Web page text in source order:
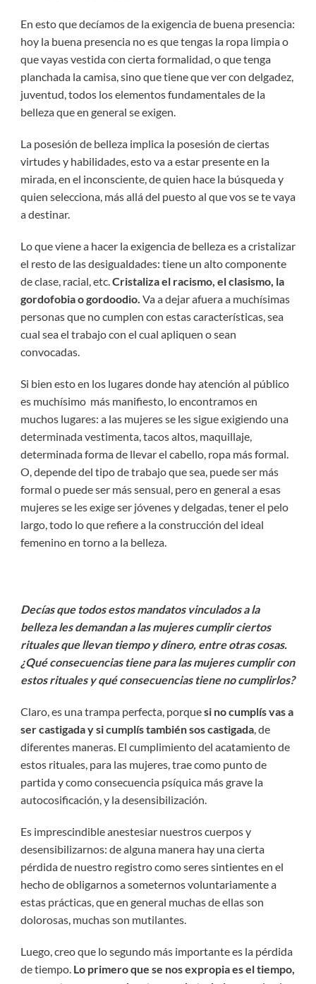
En esto que decíamos de la exigencia de buena presencia:
hoy la buena presencia no es que tengas la ropa limpia o
que vayas vestida con cierta formalidad, o que tenga
planchada la camisa, sino que tiene que ver con delgadez,
juventud, todos los elementos fundamentales de la
belleza que en general se exigen.
La posesión de belleza implica la posesión de ciertas
virtudes y habilidades, esto va a estar presente en la
mirada, en el inconsciente, de quien hace la búsqueda y
quien selecciona, más allá del puesto al que vos se te vaya
a destinar.
Lo que viene a hacer la exigencia de belleza es a cristalizar
el resto de las desigualdades: tiene un alto componente
de clase, racial, etc.Cristaliza el racismo, el clasismo, la
gordofobia o gordoodio. Va a dejar afuera a muchísimas
personas que no cumplen con estas características, sea
cual sea el trabajo con el cual apliquen o sean
convocadas.
Si bien esto en los lugares donde hay atención al público
es muchísimo más manifiesto, lo encontramos en
muchos lugares: a las mujeres se les sigue exigiendo una
determinada vestimenta, tacos altos, maquillaje,
determinada forma de llevar el cabello, ropa más formal.
O, depende del tipo de trabajo que sea, puede ser más
formal o puede ser más sensual, pero en general a esas
mujeres se les exige ser jóvenes y delgadas, tener el pelo
largo, todo lo que refiere a la construcción del ideal
femenino en torno a la belleza.
Decías que todos estos mandatos vinculados a la
belleza les demandan a las mujeres cumplir ciertos
rituales que llevan tiempo y dinero, entre otras cosas.
¿Qué consecuencias tiene para las mujeres cumplir con
estos rituales y qué consecuencias tiene no cumplirlos?
Claro, es una trampa perfecta, porquesi no cumplís vas a
ser castigada y si cumplís también sos castigada, de
diferentes maneras. El cumplimiento del acatamiento de
estos rituales, para las mujeres, trae como punto de
partida y como consecuencia psíquica más grave la
autocosificación, y la desensibilización.
Es imprescindible anestesiar nuestros cuerpos y
desensibilizarnos: de alguna manera hay una cierta
pérdida de nuestro registro como seres sintientes en el
hecho de obligarnos a someternos voluntariamente a
estas prácticas, que en general muchas de ellas son
dolorosas, muchas son mutilantes.
Luego, creo que lo segundo más importante es la pérdida
de tiempo. Lo primero que se nos expropia es el tiempo,